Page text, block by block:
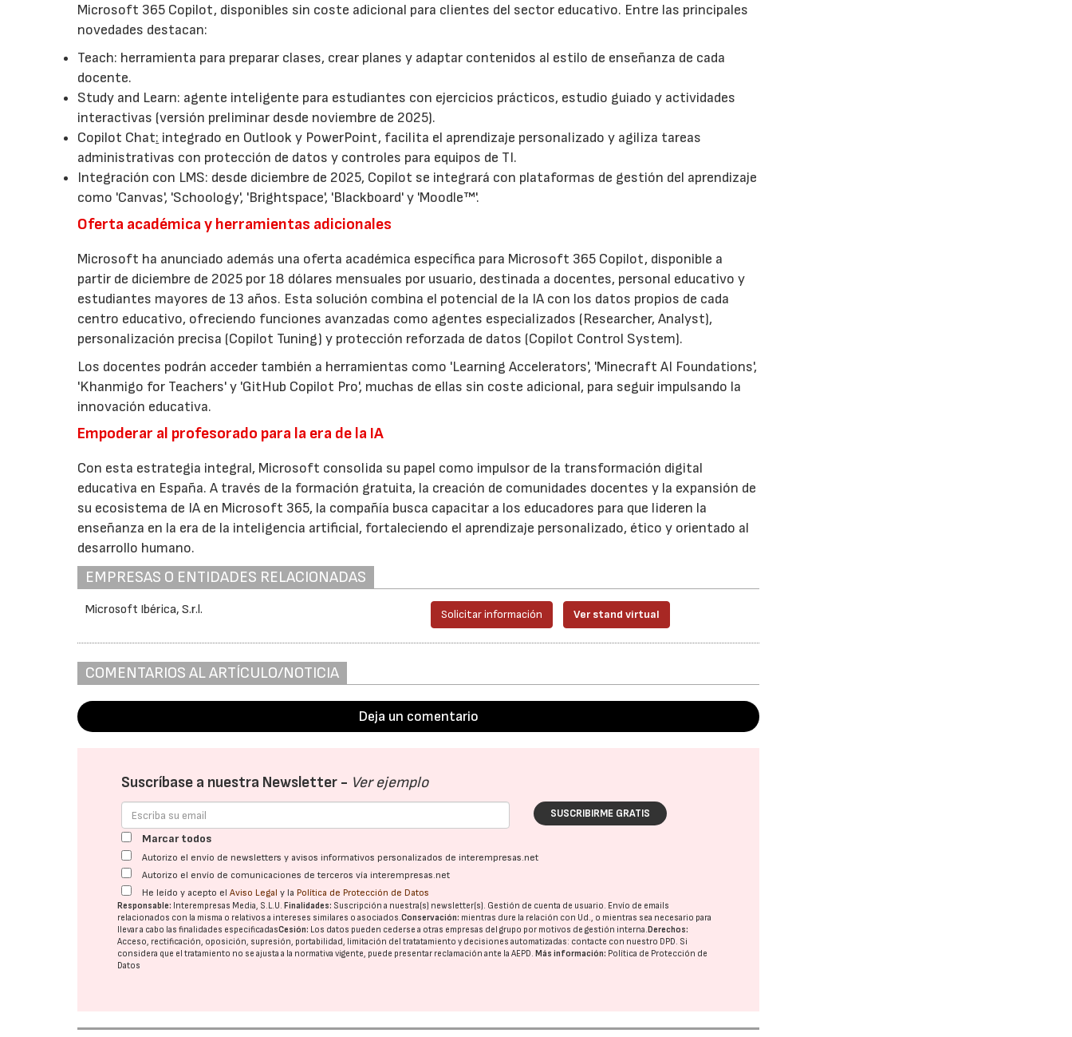
Microsoft 365 Copilot, disponibles sin coste adicional para clientes del sector educativo. Entre las principales
novedades destacan:
Teach: herramienta para preparar clases, crear planes y adaptar contenidos al estilo de enseñanza de cada
docente.
Study and Learn: agente inteligente para estudiantes con ejercicios prácticos, estudio guiado y actividades
interactivas (versión preliminar desde noviembre de 2025).
Copilot Chat: integrado en Outlook y PowerPoint, facilita el aprendizaje personalizado y agiliza tareas
administrativas con protección de datos y controles para equipos de TI.
Integración con LMS: desde diciembre de 2025, Copilot se integrará con plataformas de gestión del aprendizaje
como 'Canvas', 'Schoology', 'Brightspace', 'Blackboard' y 'Moodle™'.
Oferta académica y herramientas adicionales
Microsoft ha anunciado además una oferta académica específica para Microsoft 365 Copilot, disponible a
partir de diciembre de 2025 por 18 dólares mensuales por usuario, destinada a docentes, personal educativo y
estudiantes mayores de 13 años. Esta solución combina el potencial de la IA con los datos propios de cada
centro educativo, ofreciendo funciones avanzadas como agentes especializados (Researcher, Analyst),
personalización precisa (Copilot Tuning) y protección reforzada de datos (Copilot Control System).
Los docentes podrán acceder también a herramientas como 'Learning Accelerators', 'Minecraft AI Foundations',
'Khanmigo for Teachers' y 'GitHub Copilot Pro', muchas de ellas sin coste adicional, para seguir impulsando la
innovación educativa.
Empoderar al profesorado para la era de la IA
Con esta estrategia integral, Microsoft consolida su papel como impulsor de la transformación digital
educativa en España. A través de la formación gratuita, la creación de comunidades docentes y la expansión de
su ecosistema de IA en Microsoft 365, la compañía busca capacitar a los educadores para que lideren la
enseñanza en la era de la inteligencia artificial, fortaleciendo el aprendizaje personalizado, ético y orientado al
desarrollo humano.
EMPRESAS O ENTIDADES RELACIONADAS
Microsoft Ibérica, S.r.l. Solicitar información Ver stand virtual
COMENTARIOS AL ARTÍCULO/NOTICIA
Deja un comentario
Suscríbase a nuestra Newsletter - Ver ejemplo
SUSCRIBIRME GRATIS
Marcar todos
Autorizo el envío de newsletters y avisos informativos personalizados de interempresas.net
Autorizo el envío de comunicaciones de terceros vía interempresas.net
He leído y acepto elAviso Legal y la Política de Protección de Datos
Responsable: Interempresas Media, S.L.U. Finalidades: Suscripción a nuestra(s) newsletter(s). Gestión de cuenta de usuario. Envío de emails
relacionados con la misma o relativos a intereses similares o asociados.Conservación: mientras dure la relación con Ud., o mientras sea necesario para
llevar a cabo las finalidades especificadasCesión: Los datos pueden cederse a otras empresas del grupo por motivos de gestión interna. Derechos:
Acceso, rectificación, oposición, supresión, portabilidad, limitación del tratatamiento y decisiones automatizadas: contacte con nuestro DPD. Si
considera que el tratamiento no se ajusta a la normativa vigente, puede presentar reclamación ante laAEPD. Más información: Política de Protección de
Datos